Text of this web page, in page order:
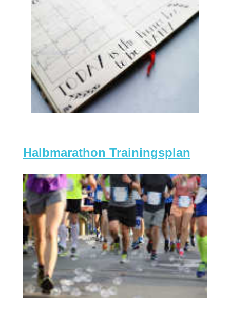
Halbmarathon Trainingsplan